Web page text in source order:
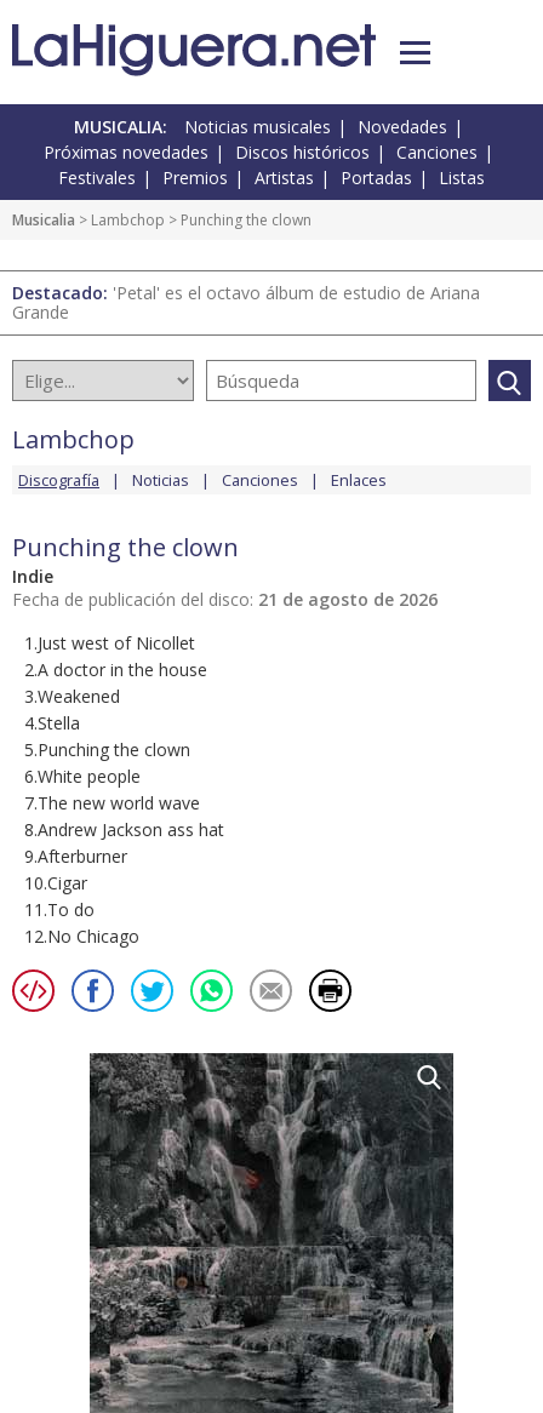
MUSICALIA: Noticias musicales
Novedades
Próximas novedades
Discos históricos
Canciones
Festivales
Premios Artistas Portadas Listas
Musicalia > Lambchop > Punching the clown
Destacado: 'Petal' es el octavo álbum de estudio de Ariana
Grande
Lambchop
Discografía Noticias Canciones Enlaces
Punching the clown
Indie
Fecha de publicación del disco: 21 de agosto de 2026
1.Just west of Nicollet
2.A doctor in the house
3.Weakened
4.Stella
5.Punching the clown
6.White people
7.The new world wave
8.Andrew Jackson ass hat
9.Afterburner
10.Cigar
11.To do
12.No Chicago